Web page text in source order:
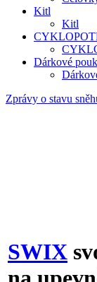
Kitl
Kitl
Dárkové
Zprávy o stavu
SWIX